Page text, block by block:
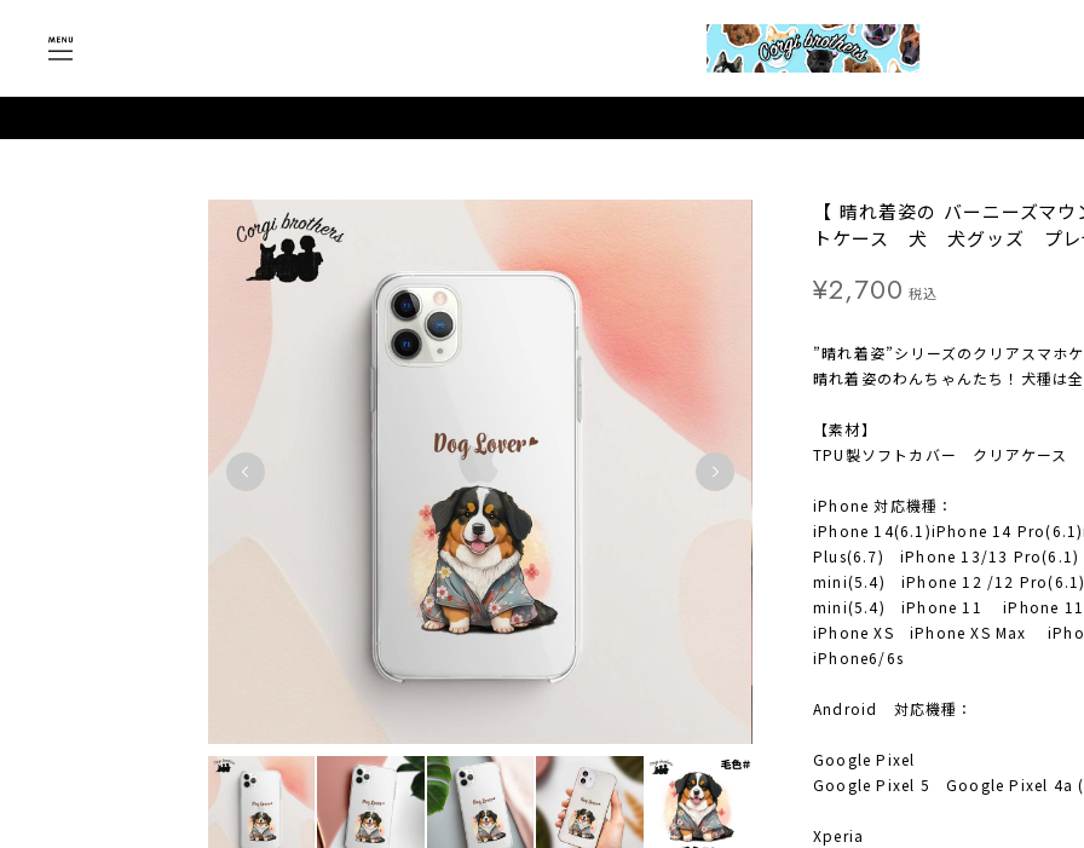
【 晴れ着姿の バーニーズマ
トケース 犬 犬グッズ プレ
¥2,700 税込
”晴れ着姿”シリーズのクリアスマホ
晴れ着姿のわんちゃんたち！犬種は
【素材】
TPU製ソフトカバー クリアケース
iPhone 対応機種：
iPhone 14(6.1)iPhone 14
Plus(6.7) iPhone 13/13
mini(5.4) iPhone 12 /12
mini(5.4) iPhone 11 iPhone
iPhone XS iPhone XS Max
iPhone6/6s
Android 対応機種：
Google Pixel
Google Pixel 5 Google Pixel 4a
Xperia